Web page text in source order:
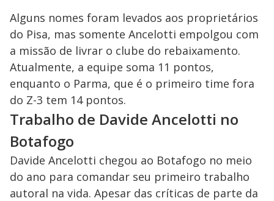
Alguns nomes foram levados aos proprietários
do Pisa, mas somente Ancelotti empolgou com
a missão de livrar o clube do rebaixamento.
Atualmente, a equipe soma 11 pontos,
enquanto o Parma, que é o primeiro time fora
do Z-3 tem 14 pontos.
Trabalho de Davide Ancelotti no
Botafogo
Davide Ancelotti chegou ao Botafogo no meio
do ano para comandar seu primeiro trabalho
autoral na vida. Apesar das críticas de parte da